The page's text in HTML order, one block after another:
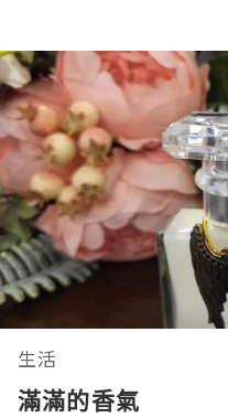
生活
滿滿的香氣